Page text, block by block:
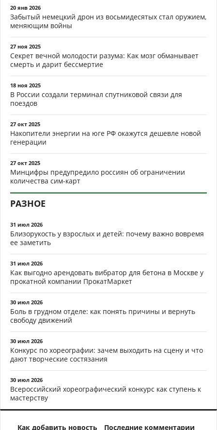
20 янв 2026
Забытый немецкий дрон из восьмидесятых стал оружием,
меняющим войны
27 ноя 2025
Секрет вечной молодости разума: Как мозг обманывает
смерть и дарит бессмертие
18 ноя 2025
В России создали терминал спутниковой связи для
поездов
27 окт 2025
Накопители энергии на юге РФ окажутся дешевле новой
генерации
27 окт 2025
Минцифры предупредило россиян об ограничении
количества сим-карт
РАЗНОЕ
31 июл 2026
Близорукость у взрослых и детей: почему важно вовремя
ее заметить
31 июл 2026
Как выгодно арендовать вибратор для бетона в Москве у
прокатной компании ПрокатМаркет
30 июл 2026
Боль в грудном отделе: как понять причины и вернуть
свободу движений
30 июл 2026
Конкурс по хореографии: зачем выходить на сцену и что
дают творческие состязания
30 июл 2026
Всероссийский хореографический конкурс как ступень к
мастерству
Как добавить новость Последние комментарии